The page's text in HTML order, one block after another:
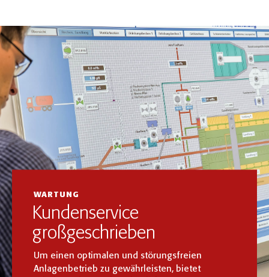
WARTUNG
Kundenservice
großgeschrieben
Um einen optimalen und störungsfreien
Anlagenbetrieb zu gewährleisten, bietet